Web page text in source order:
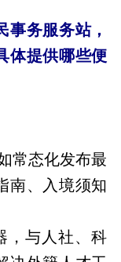
务服务站，
体提供哪些便
态化发布最
南、入境须知
与人社、科